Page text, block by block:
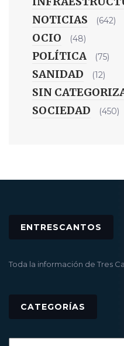
NOTICIAS (642)
OCIO (48)
POLÍTICA (75)
SANIDAD (12)
SIN
SOCIEDAD (450)
ENTRESCANTOS
Toda la información de Tres
CATEGORÍAS